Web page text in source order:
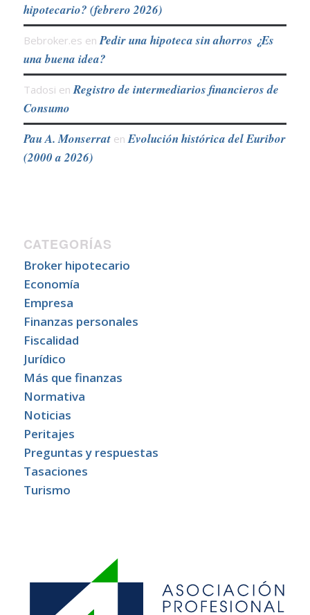
hipotecario? (febrero 2026)
Bebroker.es en Pedir una hipoteca sin ahorros ¿Es
una buena idea?
Tadosi en Registro de intermediarios financieros de
Consumo
Pau A. Monserraten Evolución histórica del Euribor
(2000 a 2026)
CATEGORÍAS
Broker hipotecario
Economía
Empresa
Finanzas personales
Fiscalidad
Jurídico
Más que finanzas
Normativa
Noticias
Peritajes
Preguntas y respuestas
Tasaciones
Turismo